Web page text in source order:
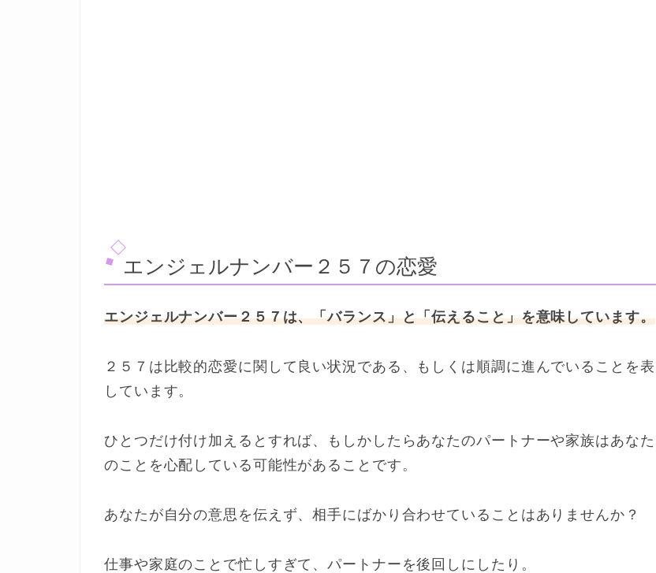
エンジェルナンバー２５７の恋愛
エンジェルナンバー２５７は、「バランス」と「伝えること」を意味しています。
２５７は比較的恋愛に関して良い状況である、もしくは順調に進んでいることを表
しています。
ひとつだけ付け加えるとすれば、もしかしたらあなたのパートナーや家族はあなた
のことを心配している可能性があることです。
あなたが自分の意思を伝えず、相手にばかり合わせていることはありませんか？
仕事や家庭のことで忙しすぎて、パートナーを後回しにしたり。